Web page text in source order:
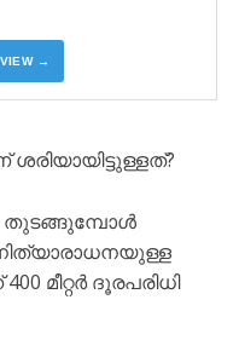
VIEW →
തുടങ്ങുമ്പോൾ
മീറ്റർ ദൂരപരിധി